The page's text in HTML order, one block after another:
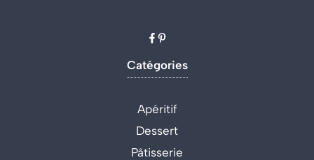
Catégories
Apéritif
Dessert
Pâtisserie